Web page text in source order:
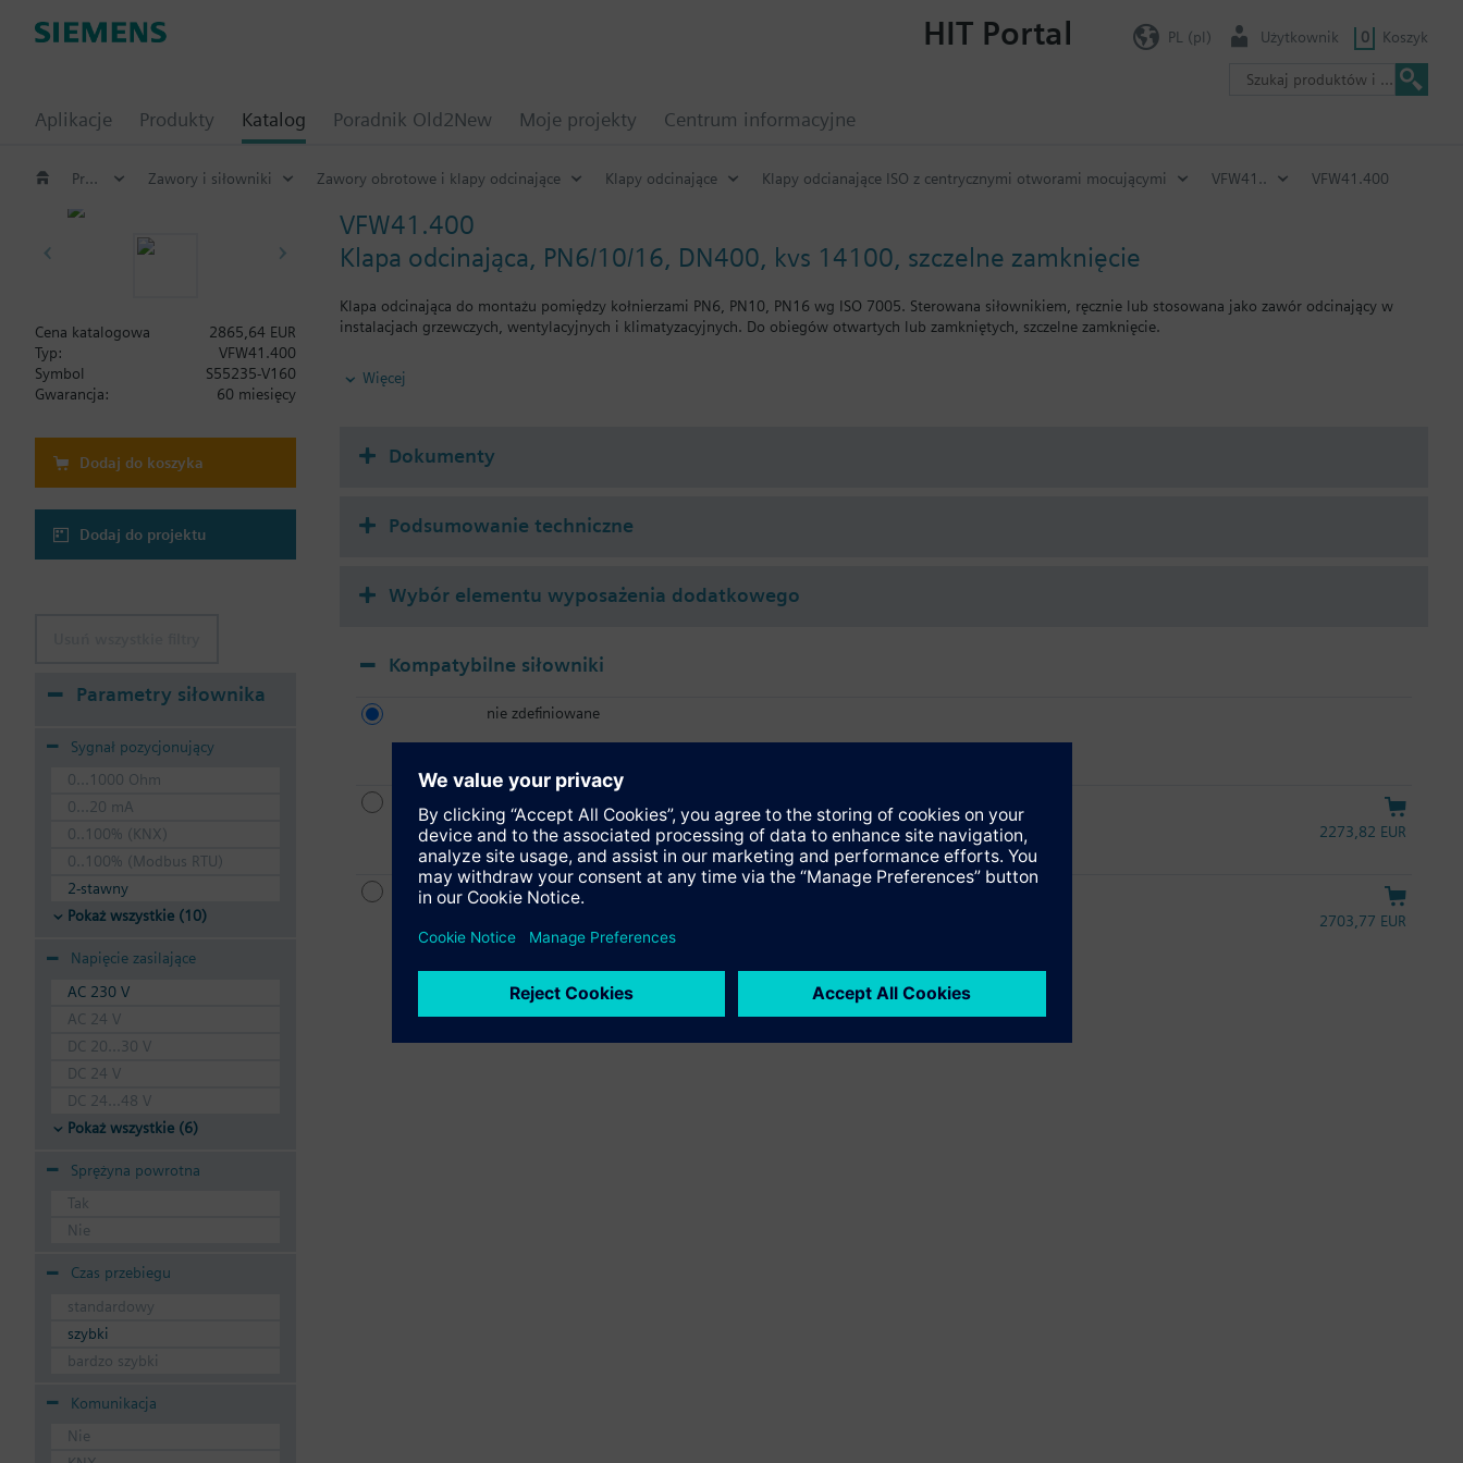
Aplikacje Produkty Katalog Poradnik Old2New Moje projekty Centrum informacyjne
HIT Portal PL (pl) Użytkownik 0 Koszyk
Produkty HVAC Zawory i siłowniki Zawory obrotowe i klapy odcinające Klapy odcinające Klapy odcianające ISO z centrycznymi otworami mocującymi VFW41.. VFW41.400
VFW41.400
Klapa odcinająca, PN6/10/16, DN400, kvs 14100, szczelne zamknięcie
Klapa odcinająca do montażu pomiędzy kołnierzami PN6, PN10, PN16 wg ISO 7005. Sterowana siłownikiem, ręcznie lub stosowana jako zawór odcinający w
instalacjach grzewczych, wentylacyjnych i klimatyzacyjnych. Do obiegów otwartych lub zamkniętych, szczelne zamknięcie.
Informacje dodatkowe
SQL36E..: Montaż bezpośrednio
Więcej
Cena katalogowa
2865,64 EUR
Typ:
VFW41.400
Symbol
S55235-V160
Gwarancja:
60 miesięcy
Dodaj do koszyka
Dodaj do projektu
Parametry siłownika
Sygnał pozycjonujący
0...1000 Ohm
0...20 mA
0..100% (KNX)
0..100% (Modbus RTU)
2-stawny
Pokaż wszystkie (10)
Napięcie zasilające
AC 230 V
AC 24 V
DC 20...30 V
DC 24 V
DC 24...48 V
Pokaż wszystkie (6)
Sprężyna powrotna
Tak
Nie
Czas przebiegu
standardowy
szybki
bardzo szybki
Komunikacja
Nie
Dokumenty
Podsumowanie techniczne
Wybór elementu wyposażenia dodatkowego
Kompatybilne siłowniki
nie zdefiniowane
Siłownik elektromechaniczny 400 Nm, 90°, 230 V AC, 2-stawny lub 3-stawny
2273,82 EUR
SQL361E400
Siłownik elektromechaniczny 400 Nm, 90°, 230 V AC, 0…10 V lub 4…20 mA
2703,77 EUR